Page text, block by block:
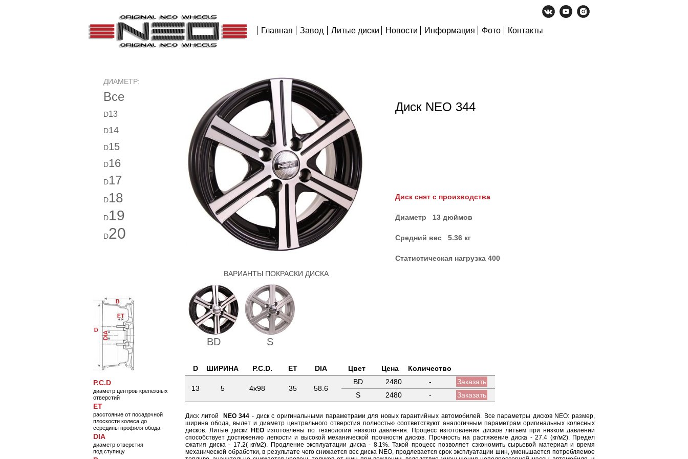
Главная Завод Литые диски Новости Информация Фото Контакты
ДИАМЕТР:
Все
D13
D14
D15
D16
D17
D18
D19
D20
P.C.D
диаметр центров крепежных
отверстий
ET
расстояние от посадочной
плоскости колеса до
середины профиля обода
DIA
диаметр отверстия
под ступицу
Диск NEO 344
Диск снят с производства
Диаметр 13 дюймов
Средний вес 5.36 кг
Статистическая нагрузка 400
ВАРИАНТЫ ПОКРАСКИ ДИСКА
BD S
D ШИРИНА P.C.D. ET DIA Цвет Цена Количество
13 5 4x98 35 58.6
BD 2480 -
Заказать
S
2480 - Заказать
Диск литой NEO 344 - диск с оригинальными параметрами для новых гарантийных автомобилей. Все параметры дисков NEO: размер,
ширина обода, вылет и диаметр центрального отверстия полностью соответствуют аналогичным параметрам оригинальных колесных
дисков. Литые диски
НЕОизготовлены по технологии низкого давления. Процесс изготовления дисков литьем при низком давлении
способствует достижению легкости и высокой механической прочности дисков. Прочность на растяжение диска - 27.4 (кг/м2). Предел
сжатия диска - 17.2( кг/м2). Продление эксплуатации диска - 8.1%. Такой процесс позволяет сэкономить сырьевой материал и время
механической обработки, в результате чего снижается вес диска NEO, продлевается срок эксплуатации шин, уменьшается потребляемое